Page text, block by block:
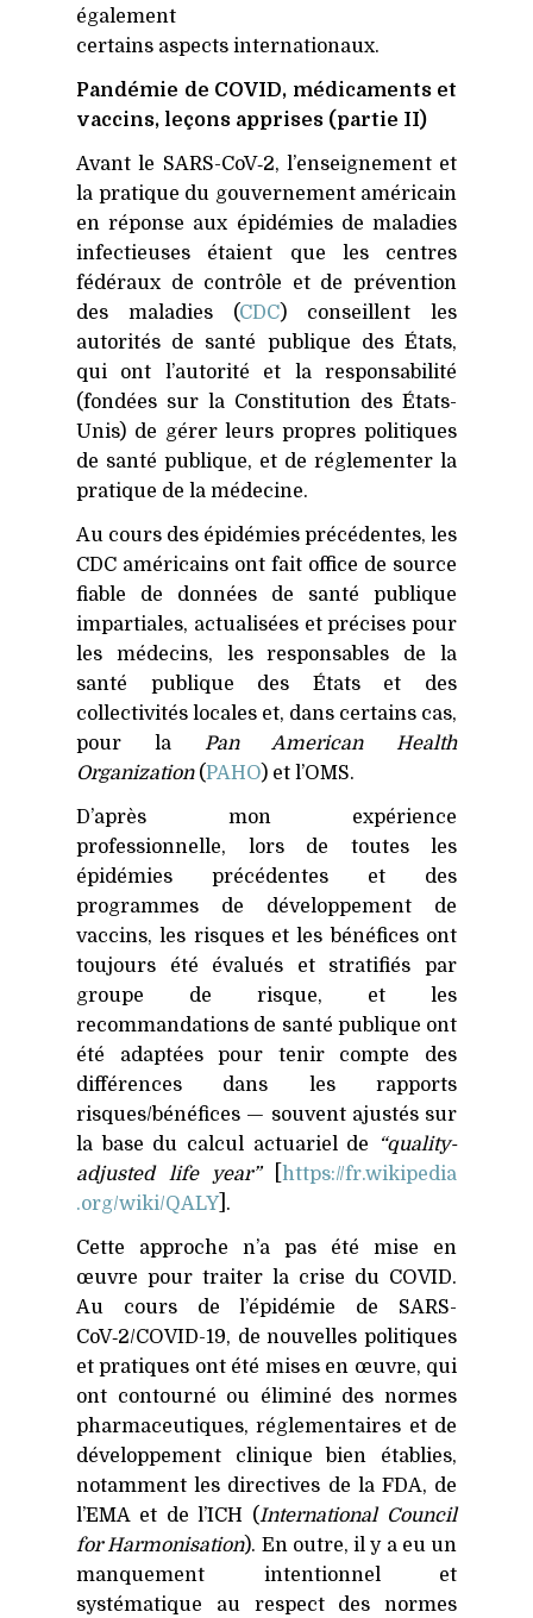
également
certains aspects internationaux.
Pandémie de COVID, médicaments et
vaccins, leçons apprises (partie II)
Avant le SARS-CoV‑2, l’enseignement et
la pratique du gouvernement américain
en réponse aux épidémies de maladies
infectieuses étaient que les centres
fédéraux de contrôle et de prévention
des maladies (CDC) conseillent les
autorités de santé publique des États,
qui ont l’autorité et la responsabilité
(fondées sur la Constitution des États-
Unis) de gérer leurs propres politiques
de santé publique, et de réglementer la
pratique de la médecine.
Au cours des épidémies précédentes, les
CDC américains ont fait office de source
fiable de données de santé publique
impartiales, actualisées et précises pour
les médecins, les responsables de la
santé publique des États et des
collectivités locales et, dans certains cas,
pour la Pan American Health
Organization(PAHO) et l’OMS.
D’après mon expérience
professionnelle, lors de toutes les
épidémies précédentes et des
programmes de développement de
vaccins, les risques et les bénéfices ont
toujours été évalués et stratifiés par
groupe de risque, et les
recommandations de santé publique ont
été adaptées pour tenir compte des
différences dans les rapports
risques/bénéfices — souvent ajustés sur
la base du calcul actuariel de
“quality-
adjusted life year”[https://​fr​.wikipedia​
.org/​w​i​k​i​/​Q​ALY ].
Cette approche n’a pas été mise en
œuvre pour traiter la crise du COVID.
Au cours de l’épidémie de SARS-
CoV‑2/COVID-19, de nouvelles politiques
et pratiques ont été mises en œuvre, qui
ont contourné ou éliminé des normes
pharmaceutiques, réglementaires et de
développement clinique bien établies,
notamment les directives de la FDA, de
l’EMA et de l’ICH (International Council
for Harmonisation). En outre, il y a eu un
manquement intentionnel et
systématique au respect des normes